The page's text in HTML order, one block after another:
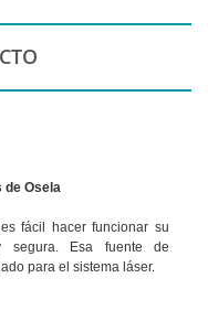
de Osela
fácil hacer funcionar su
segura. Esa fuente de
para el sistema láser.